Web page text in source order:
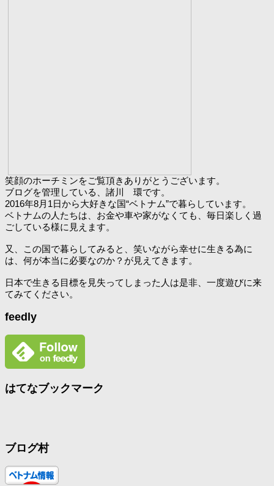
笑顔のホーチミンをご覧頂きありがとうございます。
ブログを管理している、諸川 環です。
2016年8月1日から大好きな国“ベトナム”で暮らしています。
ベトナムの人たちは、お金や車や家がなくても、毎日楽しく過
ごしている様に見えます。
又、この国で暮らしてみると、笑いながら幸せに生きる為に
は、何が本当に必要なのか？が見えてきます。
日本で生きる目標を見失ってしまった人は是非、一度遊びに来
てみてください。
feedly
はてなブックマーク
ブログ村